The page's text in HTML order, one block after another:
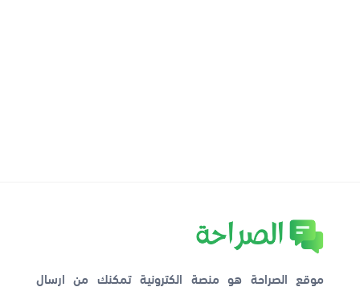
موقع الصراحة هو منصة الكترونية تمكنك من ارسال